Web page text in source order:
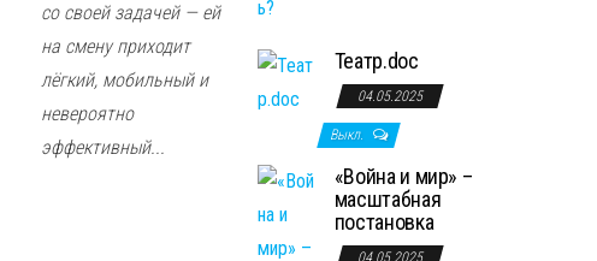
со своей задачей — ей
на смену приходит
лёгкий, мобильный и
невероятно
эффективный...
Театр.doc
04.05.2025
Выкл.
«Война и мир» –
масштабная
постановка
04.05.2025